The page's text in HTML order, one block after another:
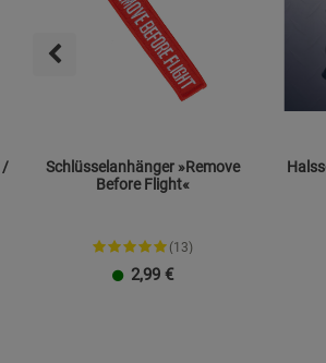
/
Schlüsselanhänger »Remove
Before Flight«
(13)
2,99 €